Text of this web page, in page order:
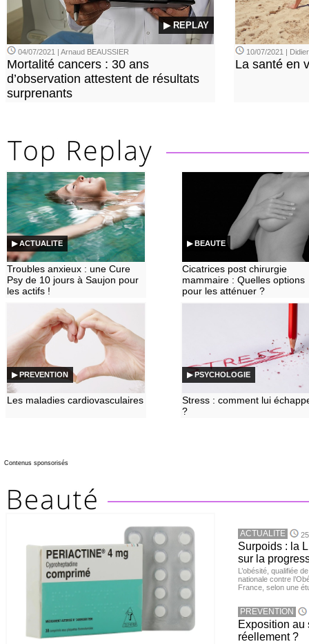
▶ REPLAY
04/07/2021 | Arnaud BEAUSSIER
Mortalité cancers : 30 ans
d’observation attestent de résultats
surprenants
10/07/2021 |
La santé en
▶ ACTUALITE
Troubles anxieux : une Cure
Psy de 10 jours à Saujon pour
les actifs !
▶ BEAUTE
Cicatrices post chirurgie
mammaire : Quelles options
pour les atténuer ?
▶ PREVENTION
Les maladies cardiovasculaires
▶ PSYCHOLOGIE
Stress : comment lui
?
Contenus sponsorisés
ACTUALITE
Surpoids : la
sur la
L’obésité, qualifiée
nationale contre
France, selon une
PREVENTION
Exposition au
réellement ?